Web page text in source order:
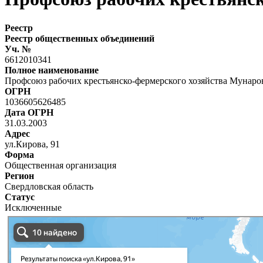
Реестр
Реестр общественных объединений
Уч. №
6612010341
Полное наименование
Профсоюз рабочих крестьянско-фермерского хозяйства
ОГРН
1036605626485
Дата ОГРН
31.03.2003
Адрес
ул.Кирова, 91
Форма
Общественная организация
Регион
Свердловская область
Статус
Исключенные